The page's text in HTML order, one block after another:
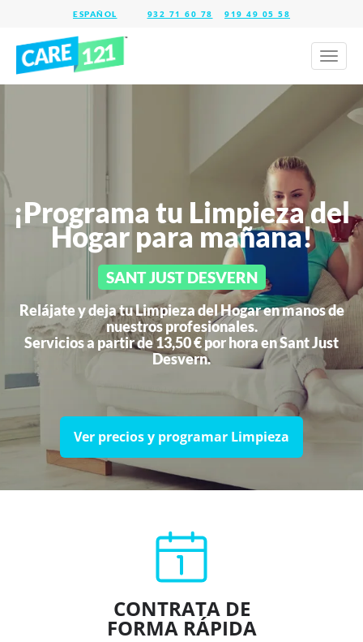
932 71 60 78 919 49 05 58
Toggle
¡Programa tu Limpieza del
Hogar para mañana!
SANT JUST DESVERN
Relájate y deja tu Limpieza del Hogar en manos de
nuestros profesionales.
Servicios a partir de 13,50 € por hora enSant Just
Desvern.
Ver precios y programar Limpieza
CONTRATA DE
FORMA RÁPIDA